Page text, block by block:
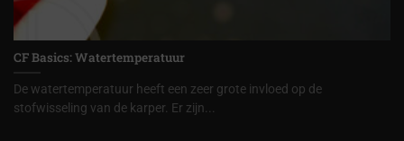
CF Basics: Watertemperatuur
De watertemperatuur heeft een zeer grote invloed op de
stofwisseling van de karper. Er zijn...